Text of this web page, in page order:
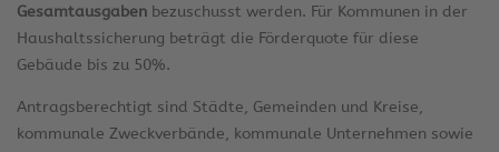
Gesamtausgaben bezuschusst werden. Für Kommunen in der
Haushaltssicherung beträgt die Förderquote für diese
Gebäude bis zu 50%.
Antragsberechtigt sind Städte, Gemeinden und Kreise,
kommunale Zweckverbände, kommunale Unternehmen sowie